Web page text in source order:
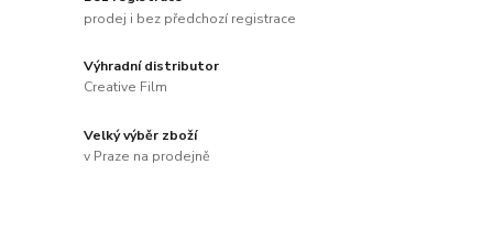
prodej i bez předchozí registrace
Výhradní distributor
Creative Film
Velký výběr zboží
v Praze na prodejně